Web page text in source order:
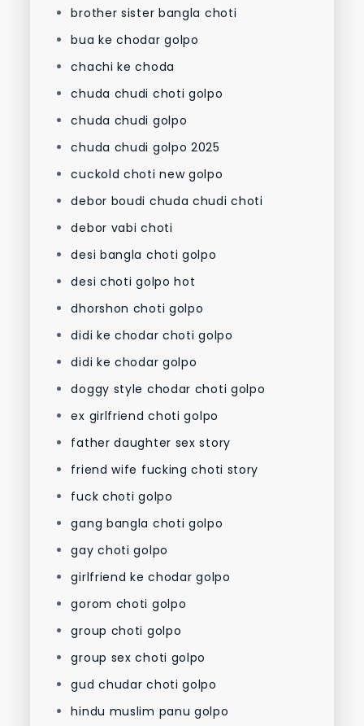
brother sister bangla choti
bua ke chodar golpo
chachi ke choda
chuda chudi choti golpo
chuda chudi golpo
chuda chudi golpo 2025
cuckold choti new golpo
debor boudi chuda chudi choti
debor vabi choti
desi bangla choti golpo
desi choti golpo hot
dhorshon choti golpo
didi ke chodar choti golpo
didi ke chodar golpo
doggy style chodar choti golpo
ex girlfriend choti golpo
father daughter sex story
friend wife fucking choti story
fuck choti golpo
gang bangla choti golpo
gay choti golpo
girlfriend ke chodar golpo
gorom choti golpo
group choti golpo
group sex choti golpo
gud chudar choti golpo
hindu muslim panu golpo